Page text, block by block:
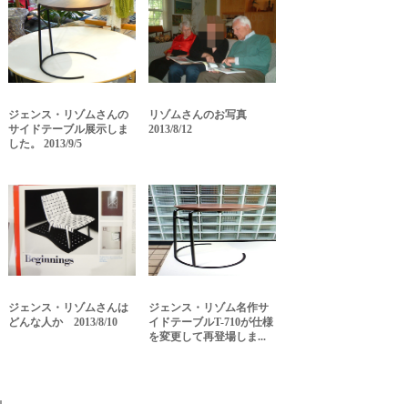
ジェンス・リゾムさんの
サイドテーブル展示しま
した。 2013/9/5
リゾムさんのお写真
2013/8/12
ジェンス・リゾムさんは
どんな人か 2013/8/10
ジェンス・リゾム名作サ
イドテーブルT-710が仕様
を変更して再登場しま...